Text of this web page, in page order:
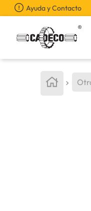
Ayuda y Contacto